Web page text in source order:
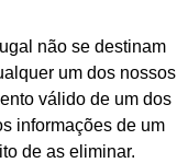
não se destinam
um dos nossos
válido de um dos
informações de um
de as eliminar.